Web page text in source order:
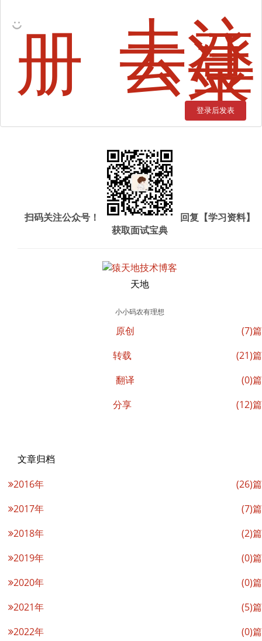
去注
册 去登
录
登录后发表
扫码关注公众号！
回复【学习资料】
获取面试宝典
天地
小小码农有理想
原创
(7)篇
转载
(21)篇
翻译
(0)篇
分享
(12)篇
文章归档
2016年
(26)篇
2017年
(7)篇
2018年
(2)篇
2019年
(0)篇
2020年
(0)篇
2021年
(5)篇
2022年
(0)篇